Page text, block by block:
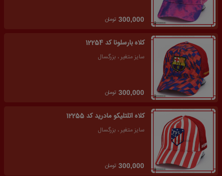
300,000 تومان
کلاه بارسلونا کد 12254
سایز متغیر ، بزرگسال
300,000 تومان
کلاه اتلتلیکو مادرید کد 12255
سایز متغیر ، بزرگسال
300,000 تومان